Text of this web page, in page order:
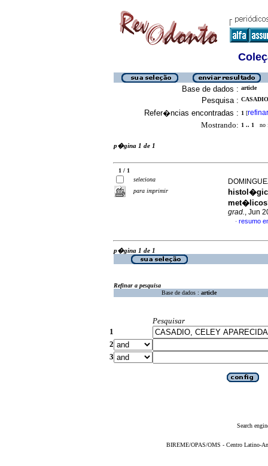
Base de dados : article
Pesquisa :
Refer�ncias encontradas : 1 [refinar
Mostrando: 1 .. 1 no
p�gina 1 de 1
1 / 1
seleciona
para imprimir
grad., Jun
· resumo
p�gina 1 de 1
Refinar a pesquisa
Base de dados : article
Pesquisar
1
2
3
Search
BIREME/OPAS/OMS - Centro Latino-